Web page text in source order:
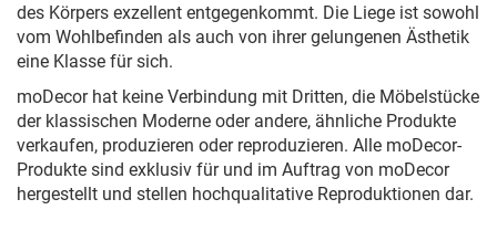
des Körpers exzellent entgegenkommt. Die Liege ist sowohl
vom Wohlbefinden als auch von ihrer gelungenen Ästhetik
eine Klasse für sich.
moDecor hat keine Verbindung mit Dritten, die Möbelstücke
der klassischen Moderne oder andere, ähnliche Produkte
verkaufen, produzieren oder reproduzieren. Alle moDecor-
Produkte sind exklusiv für und im Auftrag von moDecor
hergestellt und stellen hochqualitative Reproduktionen dar.